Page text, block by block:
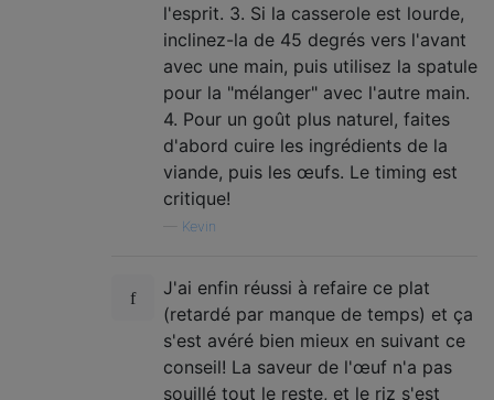
l'esprit. 3. Si la casserole est lourde,
inclinez-la de 45 degrés vers l'avant
avec une main, puis utilisez la spatule
pour la "mélanger" avec l'autre main.
4. Pour un goût plus naturel, faites
d'abord cuire les ingrédients de la
viande, puis les œufs. Le timing est
critique!
Kevin
J'ai enfin réussi à refaire ce plat
(retardé par manque de temps) et ça
s'est avéré bien mieux en suivant ce
conseil! La saveur de l'œuf n'a pas
souillé tout le reste, et le riz s'est